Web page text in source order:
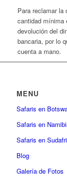
Para reclamar la
cantidad mínima
devolución del
bancaria, por lo
cuenta a mano.
MENU
Safaris en
Safaris en
Safaris en
Blog
Galería de Fotos